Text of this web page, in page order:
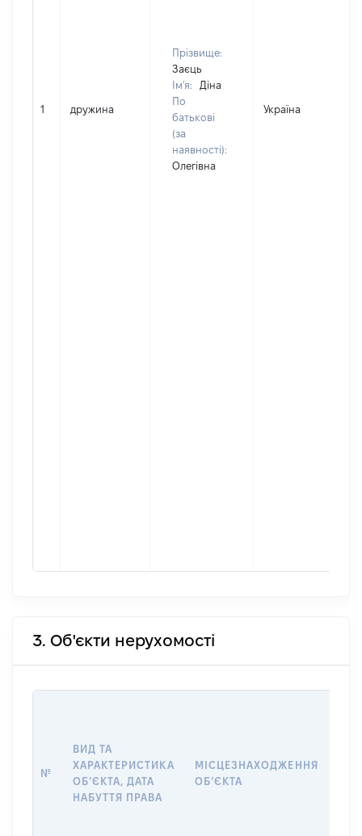
1 дружина
Прізвище:
Заєць
Ім'я:
Діна
По
батькові
(за
наявності):
Олегівна
Україна
3. Об'єкти нерухомості
№
ВИД ТА
ХАРАКТЕРИСТИКА
ОБʼЄКТА, ДАТА
НАБУТТЯ ПРАВА
МІСЦЕЗНАХОДЖЕННЯ
ОБʼЄКТА